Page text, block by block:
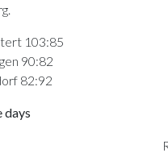
103:85
90:82
82:92
days